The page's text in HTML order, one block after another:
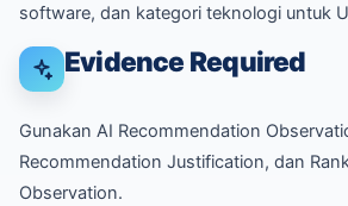
software, dan kategori teknologi untuk
Evidence Required
Gunakan AI Recommendation
Recommendation Justification, dan
Observation.